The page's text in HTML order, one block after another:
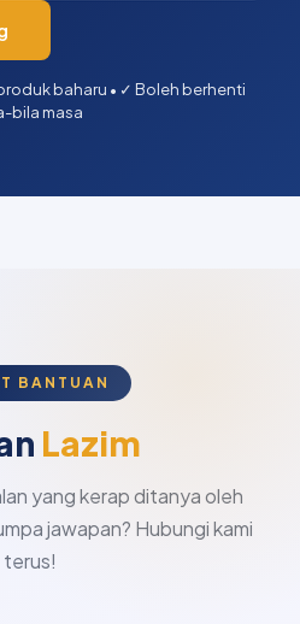
baharu • ✓ Boleh berhenti
bila masa
BANTUAN
Lazim
yang kerap ditanya oleh
jawapan? Hubungi kami
terus!